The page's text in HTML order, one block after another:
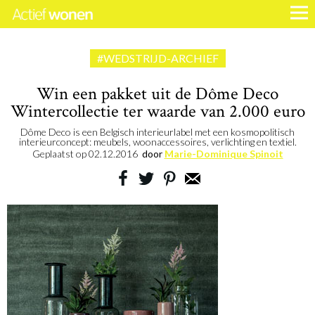
#WEDSTRIJD-ARCHIEF
Win een pakket uit de Dôme Deco
Wintercollectie ter waarde van 2.000 euro
Dôme Deco is een Belgisch interieurlabel met een kosmopolitisch
interieurconcept: meubels, woonaccessoires, verlichting en textiel.
Geplaatst op02.12.2016 door Marie-Dominique Spinoit